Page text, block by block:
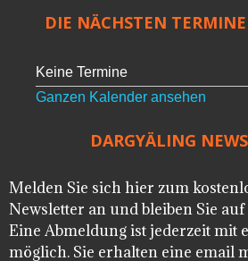
DIE NÄCHSTEN
Keine Termine
Ganzen Kalender ansehen
DARGYÄLING
Melden Sie sich hier zum
Newsletter an und bleiben Sie
Eine Abmeldung ist jederzeit mit
möglich. Sie erhalten eine email